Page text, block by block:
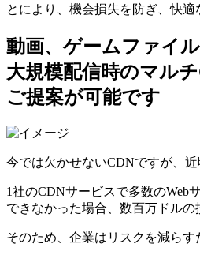
とにより、機会損失を防ぎ、快適
動画、ゲームファイ
大規模配信時のマル
ご提案が可能です
今では⽋かせないCDNですが、
1社のCDNサービスで多数のWeb
できなかった場合、数百万ドルの
そのため、企業はリスクを減ら